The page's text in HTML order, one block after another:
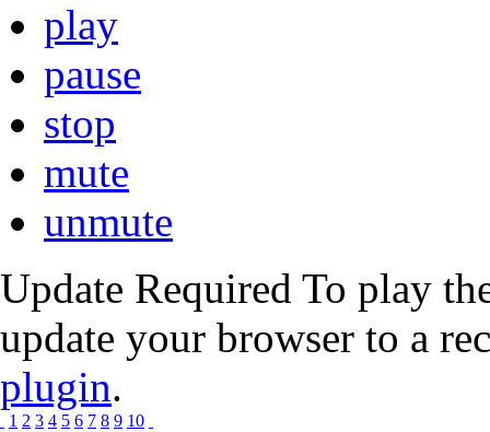
play
pause
stop
mute
unmute
Update Required To play
update your browser to a
plugin.
1 2 3 4 5 6 7 8 9 10